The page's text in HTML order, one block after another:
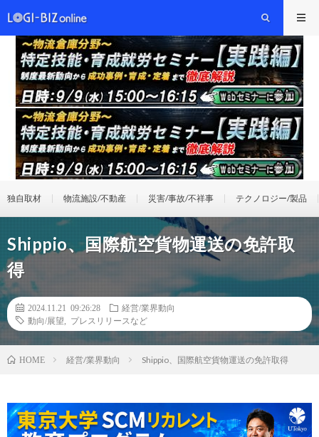
独自取材 物流施設/不動産 災害/事故/不祥事 テクノロジー/製品
Shippio、国際航空貨物運送の免許取
得
2024.11.21 09:26:28
経営/業界動向
動向/展望
プレスリリースなど
HOME 経営/業界動向 Shippio、国際航空貨物運送の免許取得